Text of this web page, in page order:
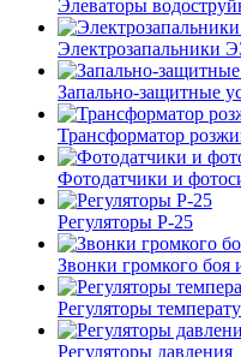
Элеваторы
Электрозапальники
Запально-защитные
Трансформатор
Фотодатчики и
Регуляторы Р-25
Звонки громкого боя
Регуляторы
Регуляторы давления